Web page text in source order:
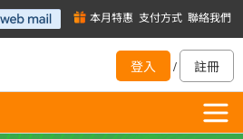
本月特惠 支付方式 聯絡我們
登入 / 註冊